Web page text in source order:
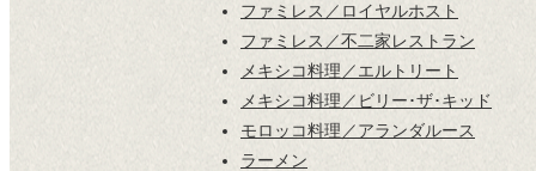
ファミレス／ロイヤルホスト
ファミレス／不二家レストラン
メキシコ料理／エルトリート
メキシコ料理／ビリー･ザ･キッド
モロッコ料理／アランダルース
ラーメン